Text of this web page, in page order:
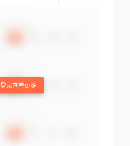
登录查看更多